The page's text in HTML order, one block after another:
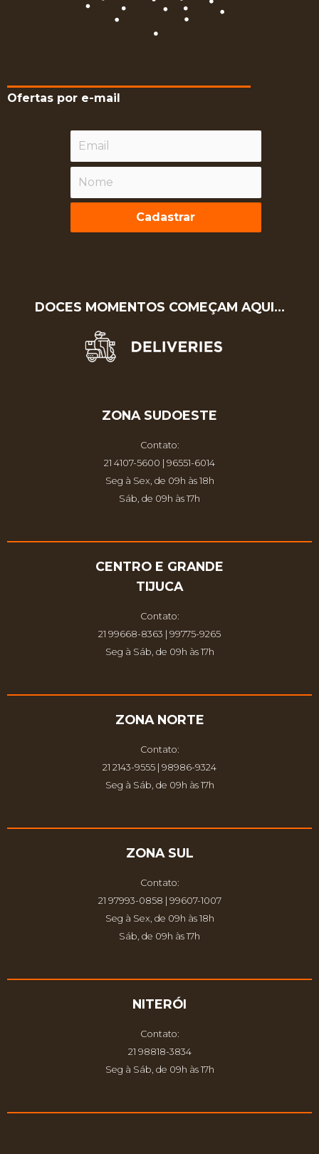
Ofertas por e-mail
Cadastrar
DOCES MOMENTOS COMEÇAM AQUI…
ZONA SUDOESTE
Contato:
21 4107-5600 | 96551-6014
Seg à Sex, de 09h às 18h
Sáb, de 09h às 17h
CENTRO E GRANDE
TIJUCA
Contato:
21 99668-8363 | 99775-9265
Seg à Sáb, de 09h às 17h
ZONA NORTE
Contato:
21 2143-9555 | 98986-9324
Seg à Sáb, de 09h às 17h
ZONA SUL
Contato:
21 97993-0858 | 99607-1007
Seg à Sex, de 09h às 18h
Sáb, de 09h às 17h
NITERÓI
Contato:
21 98818-3834
Seg à Sáb, de 09h às 17h